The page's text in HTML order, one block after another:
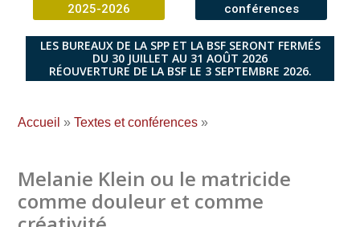
2025-2026
conférences
LES BUREAUX DE LA SPP ET LA BSF SERONT FERMÉS
DU 30 JUILLET AU 31 AOÛT 2026
RÉOUVERTURE DE LA BSF LE 3 SEPTEMBRE 2026.
Accueil » Textes et conférences »
Melanie Klein ou le matricide
comme douleur et comme